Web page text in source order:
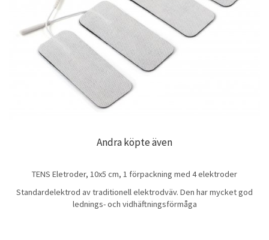
Andra köpte även
TENS Eletroder, 10x5 cm, 1 förpackning med 4 elektroder
Standardelektrod av traditionell elektrodväv. Den har mycket god
lednings- och vidhäftningsförmåga